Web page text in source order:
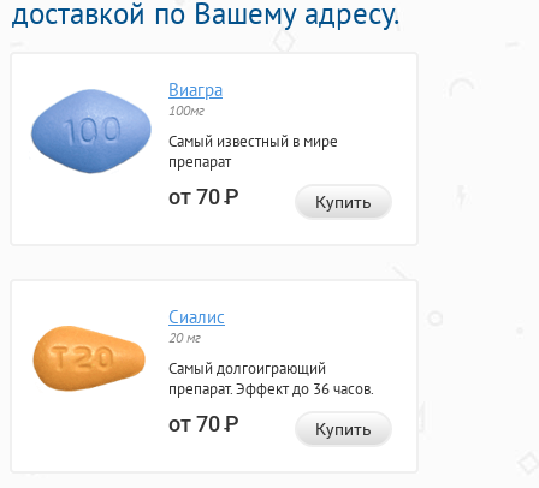
доставкой по Вашему адресу.
Виагра
100мг
Самый известный в мире
препарат
от 70Р Купить
Сиалис
20 мг
Самый долгоиграющий
препарат. Эффект до 36 часов.
от 70Р Купить